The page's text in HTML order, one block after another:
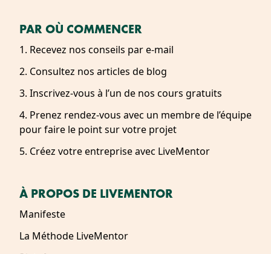
PAR OÙ COMMENCER
1. Recevez nos conseils par e-mail
2. Consultez nos articles de blog
3. Inscrivez-vous à l’un de nos cours gratuits
4. Prenez rendez-vous avec un membre de l’équipe
pour faire le point sur votre projet
5. Créez votre entreprise avec LiveMentor
À PROPOS DE LIVEMENTOR
Manifeste
La Méthode LiveMentor